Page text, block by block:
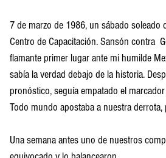
7 de marzo de 1986, un sábado
Centro de Capacitación. Sansón contra
flamante primer lugar ante mi humilde
sabía la verdad debajo de la historia.
pronóstico, seguía empatado el
Todo mundo apostaba a nuestra
Una semana antes uno de nuestros